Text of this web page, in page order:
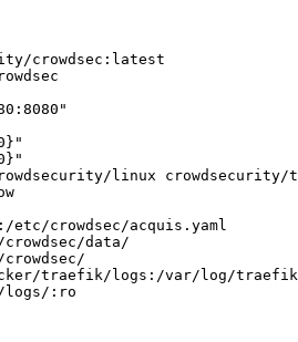
crowdsec :
linux
:
traefik/logs : /var/log/
logs/ :